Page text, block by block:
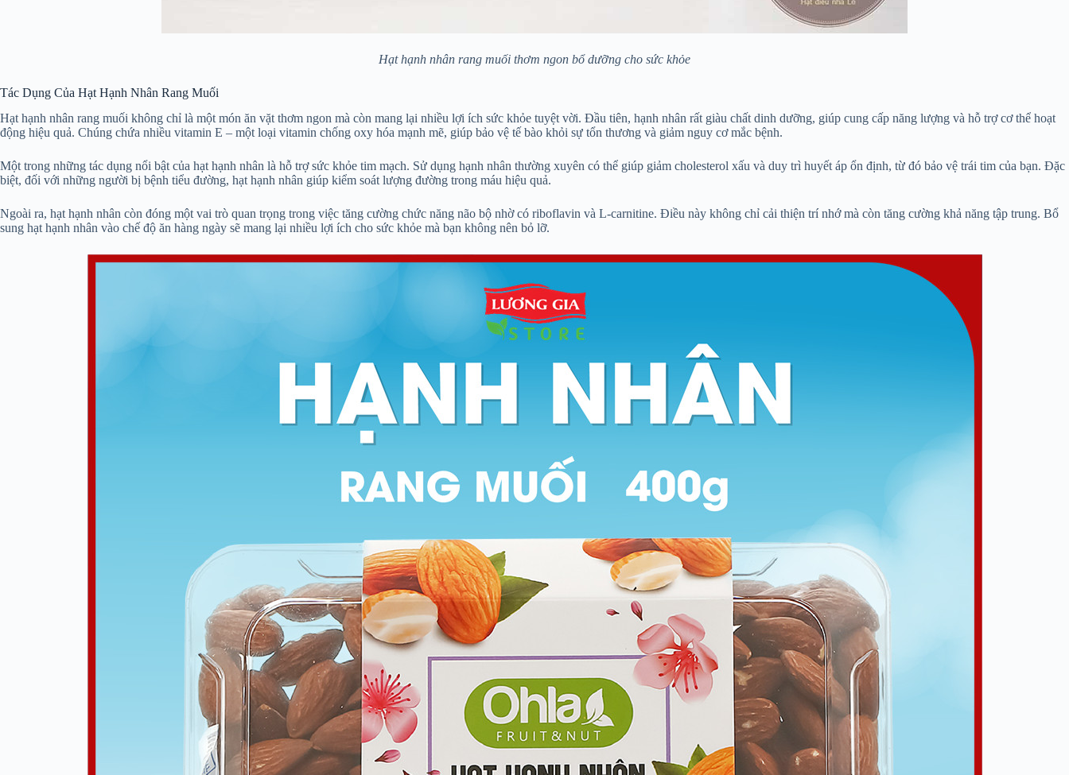
Hạt hạnh nhân rang muối thơm ngon bổ dưỡng cho sức khỏe
Tác Dụng Của Hạt Hạnh Nhân Rang Muối
Hạt hạnh nhân rang muối không chỉ là một món ăn vặt thơm ngon mà còn mang lại nhiều lợi ích sức khỏe tuyệt vời. Đầu tiên, hạnh nhân rất giàu chất dinh dưỡng, giúp cung cấp năng lượng và hỗ trợ cơ thể hoạt
động hiệu quả. Chúng chứa nhiều vitamin E – một loại vitamin chống oxy hóa mạnh mẽ, giúp bảo vệ tế bào khỏi sự tổn thương và giảm nguy cơ mắc bệnh.
Một trong những tác dụng nổi bật của hạt hạnh nhân là hỗ trợ sức khỏe tim mạch. Sử dụng hạnh nhân thường xuyên có thể giúp giảm cholesterol xấu và duy trì huyết áp ổn định, từ đó bảo vệ trái tim của bạn. Đặc
biệt, đối với những người bị bệnh tiểu đường, hạt hạnh nhân giúp kiểm soát lượng đường trong máu hiệu quả.
Ngoài ra, hạt hạnh nhân còn đóng một vai trò quan trọng trong việc tăng cường chức năng não bộ nhờ có riboflavin và L-carnitine. Điều này không chỉ cải thiện trí nhớ mà còn tăng cường khả năng tập trung. Bổ
sung hạt hạnh nhân vào chế độ ăn hàng ngày sẽ mang lại nhiều lợi ích cho sức khỏe mà bạn không nên bỏ lỡ.